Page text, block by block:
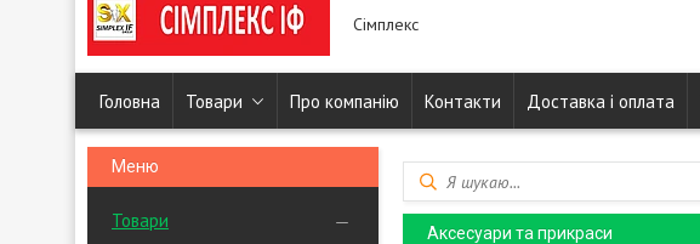
Сімплекс
Головна Товари Про компанію Контакти Доставка і оплата
Товари
Аксесуари та прикраси